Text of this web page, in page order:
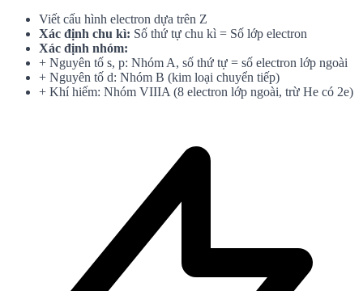
Viết cấu hình electron dựa trên Z
Xác định chu kì: Số thứ tự chu kì = Số lớp electron
Xác định nhóm:
+ Nguyên tố s, p: Nhóm A, số thứ tự = số electron lớp ngoài
+ Nguyên tố d: Nhóm B (kim loại chuyển tiếp)
+ Khí hiếm: Nhóm VIIIA (8 electron lớp ngoài, trừ He có 2e)